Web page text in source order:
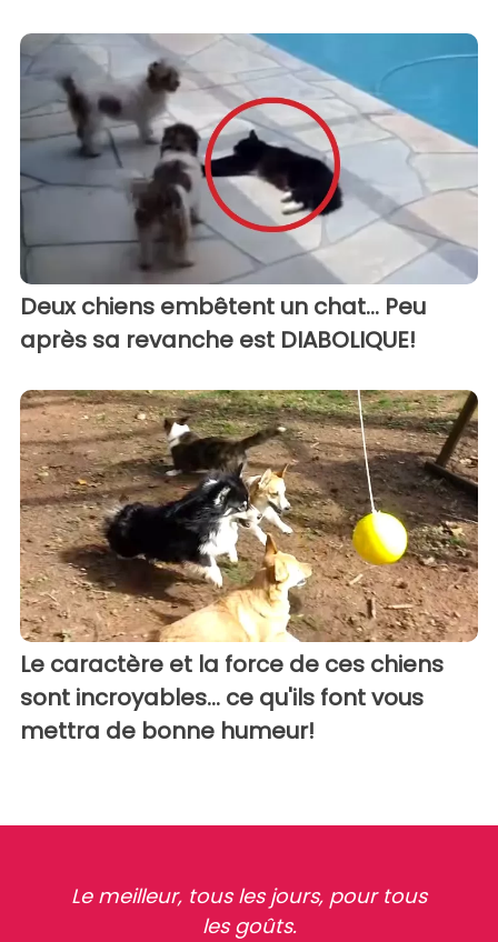
Deux chiens embêtent un chat... Peu
après sa revanche est DIABOLIQUE!
Le caractère et la force de ces chiens
sont incroyables... ce qu'ils font vous
mettra de bonne humeur!
Le meilleur, tous les jours, pour tous
les goûts.